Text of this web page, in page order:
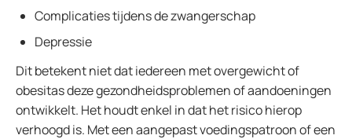
Complicaties tijdens de zwangerschap
Depressie
Dit betekent niet dat iedereen met overgewicht of
obesitas deze gezondheidsproblemen of aandoeningen
ontwikkelt. Het houdt enkel in dat het risico hierop
verhoogd is. Met een aangepast voedingspatroon of een